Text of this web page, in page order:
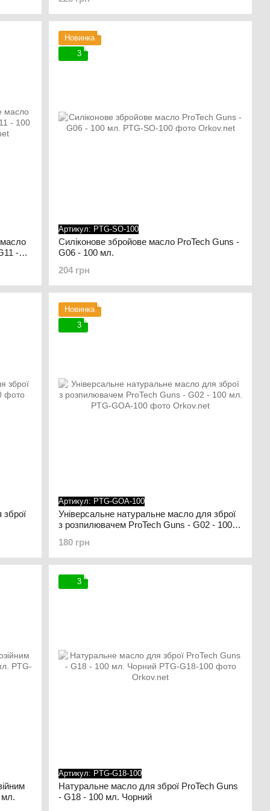
іржі не було».
-
Новинка
3
Артикул: PTG-SO-100
Силіконове збройове масло ProTech Guns -
G06 - 100 мл.
204 грн
Новинка
3
Артикул: PTG-GOA-100
Універсальне натуральне масло для зброї
з розпилювачем ProTech Guns - G02 - 100
180 грн
мл.
3
Артикул: PTG-G18-100
Натуральне масло для зброї ProTech Guns
- G18 - 100 мл. Чорний